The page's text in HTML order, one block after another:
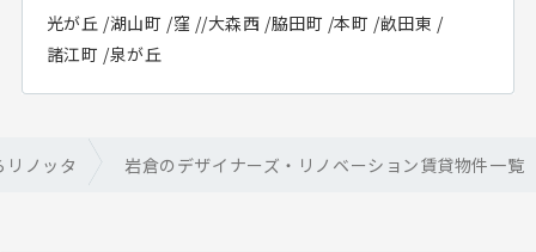
光が丘 /湖山町 /窪 //大森西 /脇田町 /本町 /畝田東 /
諸江町 /泉が丘
ノッタ 岩倉のデザイナーズ・リノベーション賃貸物件一覧